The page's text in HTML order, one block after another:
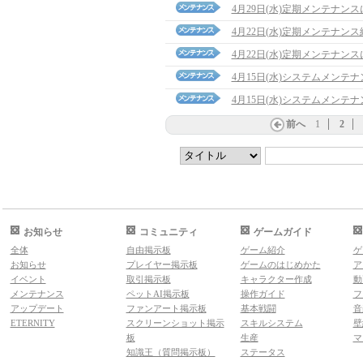
4月29日(水)定期メンテナンス
4月22日(水)定期メンテナン
4月22日(水)定期メンテナンス
4月15日(水)システムメンテ
4月15日(水)システムメンテナ
前へ 1 2
お知らせ
全体
お知らせ
イベント
メンテナンス
アップデート
ETERNITY
コミュニティ
自由掲示板
プレイヤー掲示板
取引掲示板
ペットAI掲示板
ファンアート掲示板
スクリーンショット掲示
板
知識王（質問掲示板）
ゲームガイド
ゲーム紹介
ゲームのはじめかた
キャラクター作成
操作ガイド
基本戦闘
スキルシステム
生産
ステータス